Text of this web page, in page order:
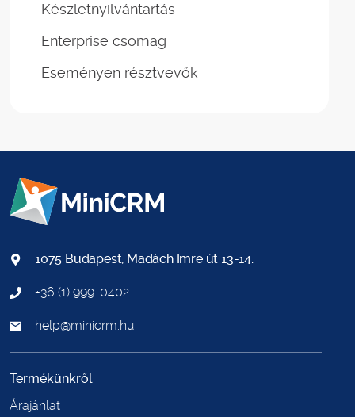
Készletnyilvántartás
Enterprise csomag
Eseményen résztvevők
1075 Budapest, Madách Imre út 13-14.
+36 (1) 999-0402
help@minicrm.hu
Termékünkről
Árajánlat